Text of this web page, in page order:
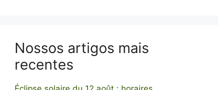
Nossos artigos mais
recentes